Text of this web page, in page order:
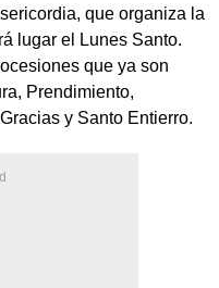
que organiza la
lugar el Lunes Santo.
que ya son
Prendimiento,
y Santo Entierro.